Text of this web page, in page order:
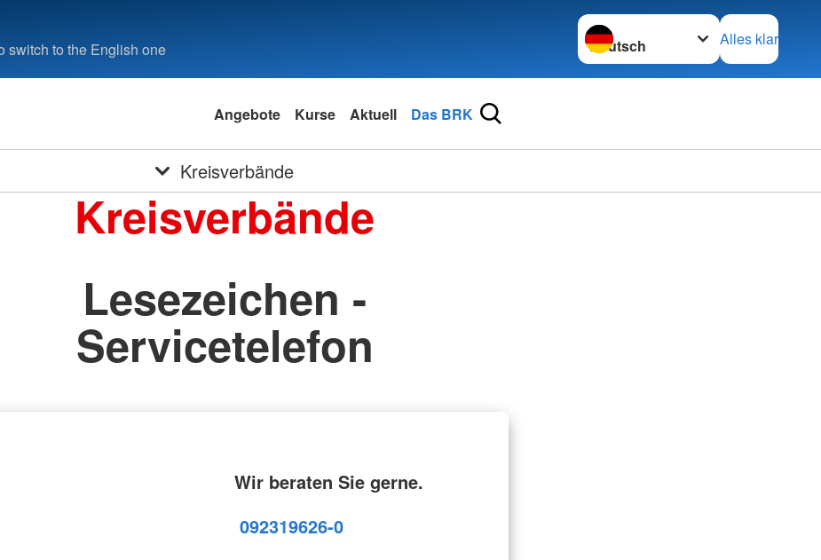
switch to the English one
Sprache wechseln zu
Alles klar
Angebote Kurse Aktuell Das BRK
Kreisverbände
Kreisverbände
Lesezeichen -
Servicetelefon
Wir beraten Sie gerne.
092319626-0